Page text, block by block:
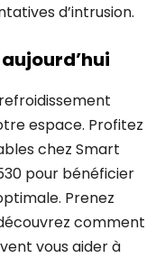
d’intrusion.
espace. Profitez
chez Smart
pour bénéficier
Prenez
comment
vous aider à